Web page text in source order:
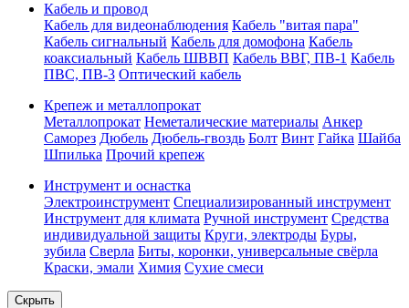
Кабель и провод
Кабель для видеонаблюдения Кабель "витая пара"
Кабель сигнальный Кабель для домофона Кабель
коаксиальный Кабель ШВВП Кабель ВВГ, ПВ-1 Кабель
ПВС, ПВ-3 Оптический кабель
Крепеж и металлопрокат
Металлопрокат Неметалические материалы Анкер
Саморез Дюбель Дюбель-гвоздь Болт Винт Гайка Шайба
Шпилька Прочий крепеж
Инструмент и оснастка
Электроинструмент Специализированный инструмент
Инструмент для климата Ручной инструмент Средства
индивидуальной защиты Круги, электроды Буры,
зубила Сверла Биты, коронки, универсальные свёрла
Краски, эмали Химия Сухие смеси
Скрыть